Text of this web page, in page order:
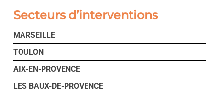
Secteurs d’interventions
MARSEILLE
TOULON
AIX-EN-PROVENCE
LES BAUX-DE-PROVENCE